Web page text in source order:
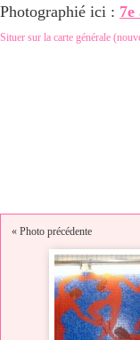
Photographié ici :
Situer sur la carte générale
« Photo précédente